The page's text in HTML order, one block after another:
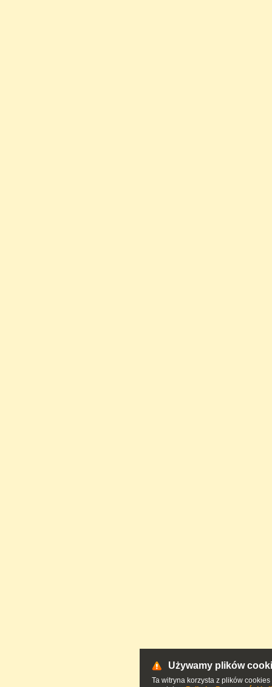
Używamy plików
Ta witryna korzysta z plików